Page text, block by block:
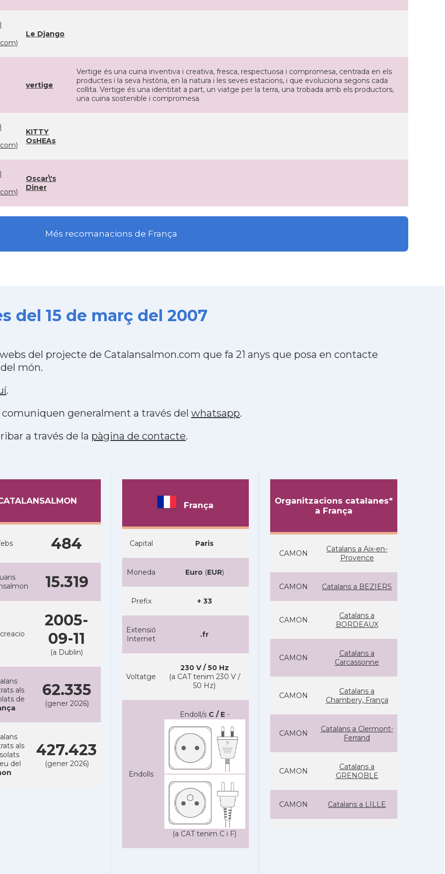
Le Django
vertige
Vertige és una cuina inventiva i creativa, fresca, respectuosa i compromesa, centrada en els
productes i la seva història, en la natura i les seves estacions, i que evoluciona segons cada
collita. Vertige és una identitat a part, un viatge per la terra, una trobada amb els productors,
una cuina sostenible i compromesa.
KITTY
OsHEAs
Oscar\'s
Diner
Més recomanacions de França
del 15 de març del 2007
del projecte de Catalansalmon.com que fa 21 anys que posa en contacte
món.
.
generalment a través del whatsapp.
a través de la pàgina de contacte.
484
15.319
2005-
09-11
(a Dublin)
als
de
62.335
(gener 2026)
als
del
427.423
(gener 2026)
França
Capital Paris
Moneda Euro(EUR)
Prefix + 33
Extensió
Internet
.fr
Voltatge
230 V / 50 Hz
(a CAT tenim 230 V /
50 Hz)
Endolls
Endoll/s C / E-
(a CAT tenim C i F)
Organitzacions catalanes*
a França
CAMON
Catalans a Aix-en-
Provence
CAMON Catalans a BEZIERS
CAMON
Catalans a
BORDEAUX
CAMON
Catalans a
Carcassonne
CAMON
Catalans a
Chambery, França
CAMON
Catalans a Clermont-
Ferrand
CAMON
Catalans a
GRENOBLE
CAMON Catalans a LILLE